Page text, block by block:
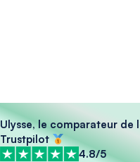
Ulysse, le comparateur de
Trustpilot
4.8/5